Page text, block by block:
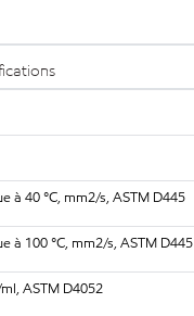
à 40 °C, mm2/s, ASTM D445
à 100 °C, mm2/s, ASTM D445
ASTM D4052